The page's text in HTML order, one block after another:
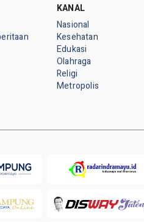
KANAL
Nasional
Kesehatan
Edukasi
Olahraga
Religi
Metropolis